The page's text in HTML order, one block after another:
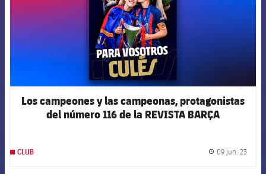
Los campeones y las campeonas, protagonistas
del número 116 de la REVISTA BARÇA
CLUB 09 jun. 23